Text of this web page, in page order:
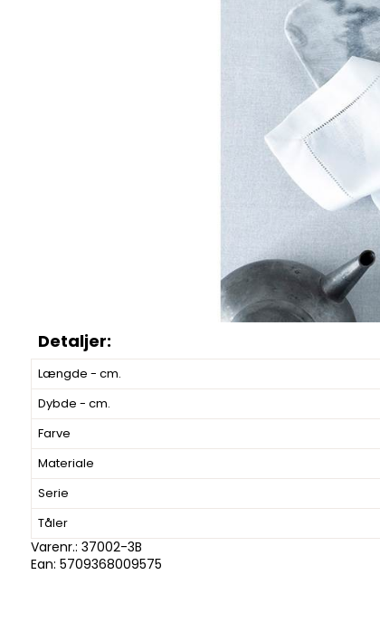
Længde - cm.
Dybde - cm.
Farve
Materiale
Serie
Tåler
Varenr.: 37002-3B
Ean: 5709368009575